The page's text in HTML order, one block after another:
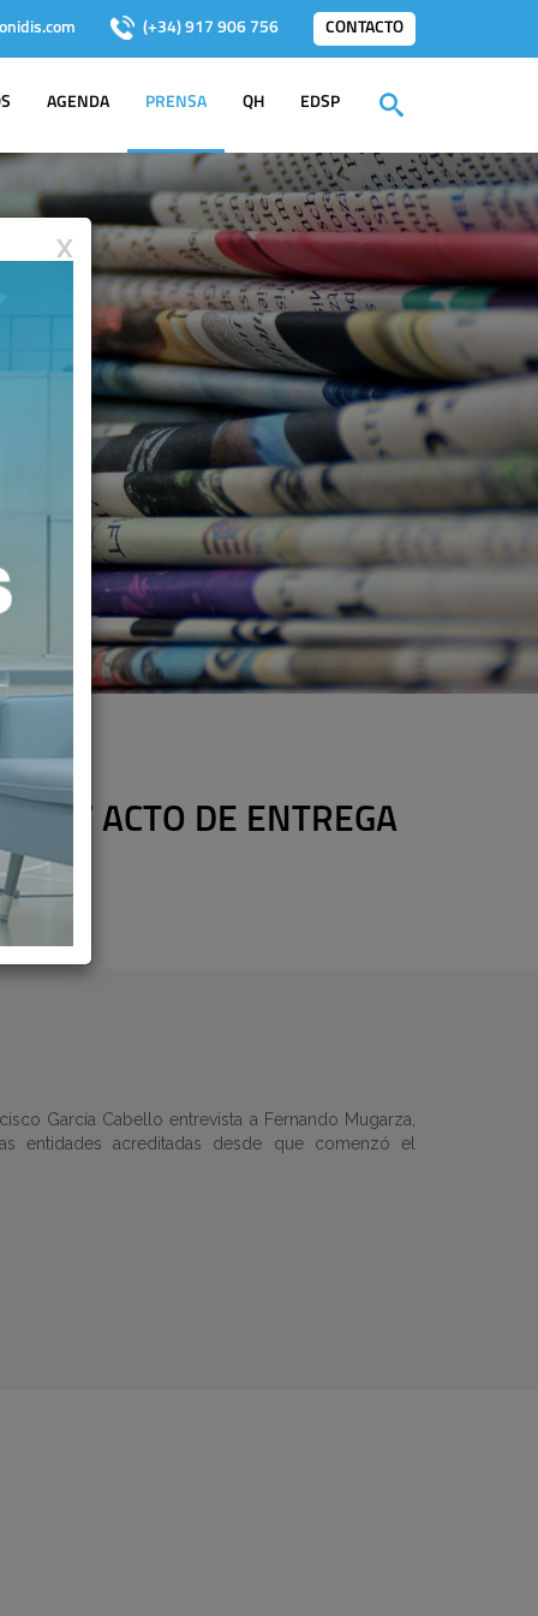
(+34) 917 906 756 CONTACTO
AGENDA PRENSA QH EDSP
IV ACTO DE ENTREGA
García Cabello entrevista a Fernando Mugarza,
entidades acreditadas desde que comenzó el
X